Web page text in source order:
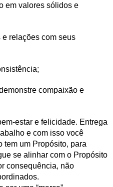
em valores sólidos e
relações com seus
compaixão e
estar e felicidade. Entrega
e com isso você
tem um Propósito, para
se alinhar com o Propósito
consequência, não